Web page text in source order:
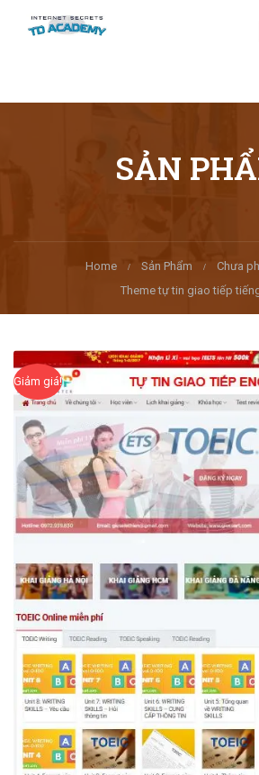
SẢN
Home Sản Phẩm
Chưa
Theme tự tin giao tiếp
Giảm giá!